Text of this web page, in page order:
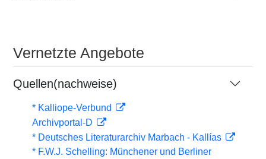
Vernetzte Angebote
Quellen(nachweise)
* Kalliope-Verbund
Archivportal-D
* Deutsches Literaturarchiv Marbach - Kallías
* F.W.J. Schelling: Münchener und Berliner